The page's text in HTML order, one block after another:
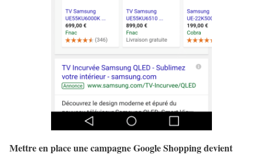
Mettre en place une campagne Google Shopping devient